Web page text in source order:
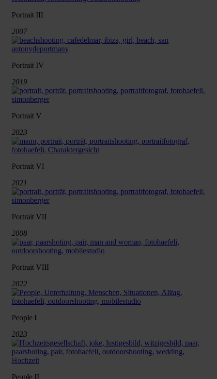
Portrait III
2007
Portrait IV
2019
Portrait V
2023
Portrait VI
2021
Portrait VII
2008
Portrait VIII
2022
People I
2023
People II